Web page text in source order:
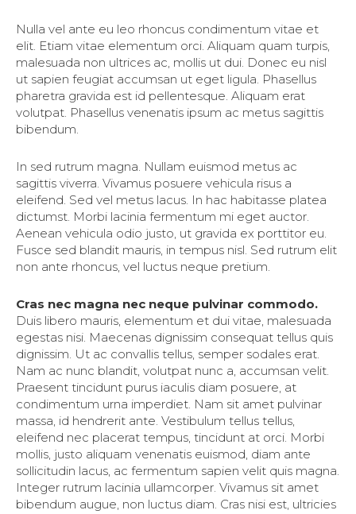
Nulla vel ante eu leo rhoncus condimentum vitae et
elit. Etiam vitae elementum orci. Aliquam quam turpis,
malesuada non ultrices ac, mollis ut dui. Donec eu nisl
ut sapien feugiat accumsan ut eget ligula. Phasellus
pharetra gravida est id pellentesque. Aliquam erat
volutpat. Phasellus venenatis ipsum ac metus sagittis
bibendum.
In sed rutrum magna. Nullam euismod metus ac
sagittis viverra. Vivamus posuere vehicula risus a
eleifend. Sed vel metus lacus. In hac habitasse platea
dictumst. Morbi lacinia fermentum mi eget auctor.
Aenean vehicula odio justo, ut gravida ex porttitor eu.
Fusce sed blandit mauris, in tempus nisl. Sed rutrum elit
non ante rhoncus, vel luctus neque pretium.
Cras nec magna nec neque pulvinar commodo.
Duis libero mauris, elementum et dui vitae, malesuada
egestas nisi. Maecenas dignissim consequat tellus quis
dignissim. Ut ac convallis tellus, semper sodales erat.
Nam ac nunc blandit, volutpat nunc a, accumsan velit.
Praesent tincidunt purus iaculis diam posuere, at
condimentum urna imperdiet. Nam sit amet pulvinar
massa, id hendrerit ante. Vestibulum tellus tellus,
eleifend nec placerat tempus, tincidunt at orci. Morbi
mollis, justo aliquam venenatis euismod, diam ante
sollicitudin lacus, ac fermentum sapien velit quis magna.
Integer rutrum lacinia ullamcorper. Vivamus sit amet
bibendum augue, non luctus diam. Cras nisi est, ultricies